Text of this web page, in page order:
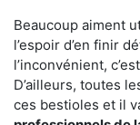
Beaucoup aiment
l’espoir d’en finir
l’inconvénient,
D’ailleurs, toutes
ces bestioles et il